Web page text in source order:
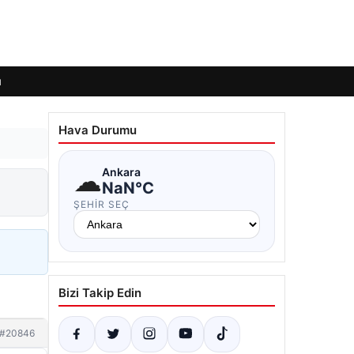
#20846
Hava Durumu
☁Ankara
NaN°C
ŞEHIR SEÇ
Bizi Takip Edin